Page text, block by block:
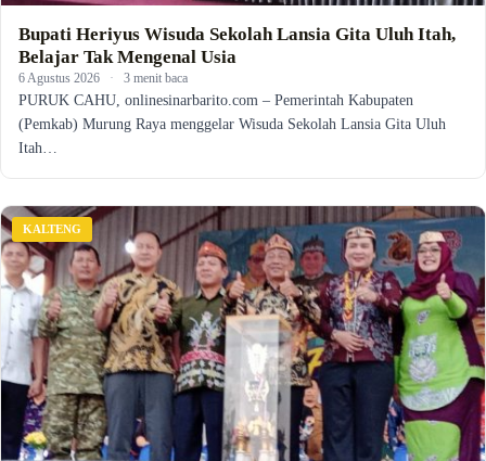
Bupati Heriyus Wisuda Sekolah Lansia Gita Uluh Itah,
Belajar Tak Mengenal Usia
6 Agustus 2026 · 3 menit baca
PURUK CAHU, onlinesinarbarito.com – Pemerintah Kabupaten
(Pemkab) Murung Raya menggelar Wisuda Sekolah Lansia Gita Uluh
Itah…
KALTENG